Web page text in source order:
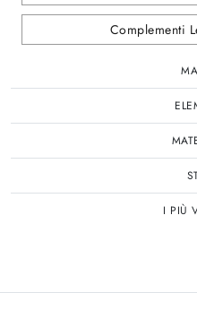
Complementi
I PIÙ